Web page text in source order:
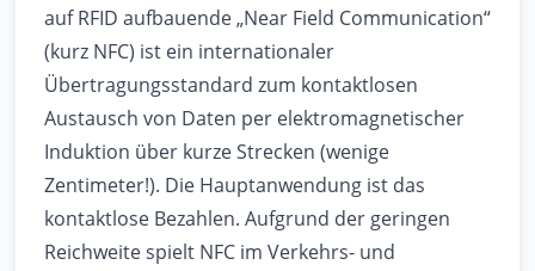
auf RFID aufbauende „Near Field Communication“
(kurz NFC) ist ein internationaler
Übertragungsstandard zum kontaktlosen
Austausch von Daten per elektromagnetischer
Induktion über kurze Strecken (wenige
Zentimeter!). Die Hauptanwendung ist das
kontaktlose Bezahlen. Aufgrund der geringen
Reichweite spielt NFC im Verkehrs- und